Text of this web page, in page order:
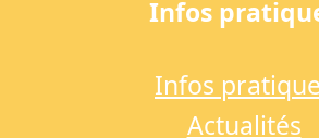
Infos
Infos
Actualités